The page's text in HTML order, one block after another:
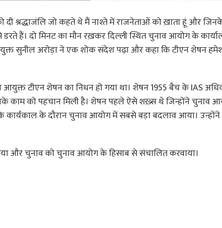
श्रद्धाजंलि जो कहते थे मैं नाश्ते में राजनेताओं को ख़ाता हूं और
हैं। दो मिनट का मौन रख़कर दिल्ली स्थित चुनाव आयोग के
सुनील अरोड़ा ने एक शोक संदेश पढ़ा और कहा कि टीएन शेषन
टीएन शेषन का निधन हो गया था। शेषन 1955 बैच के IAS
काम को पहचान मिली है। शेषन पहले ऐसे शख़्स थे जिन्होंने चुनाव
कार्यकाल के दौरान चुनाव आयोग में सबसे बड़ा बदलाव आया।
और चुनाव को चुनाव आयोग के हिसाब से संचालित करवाया।